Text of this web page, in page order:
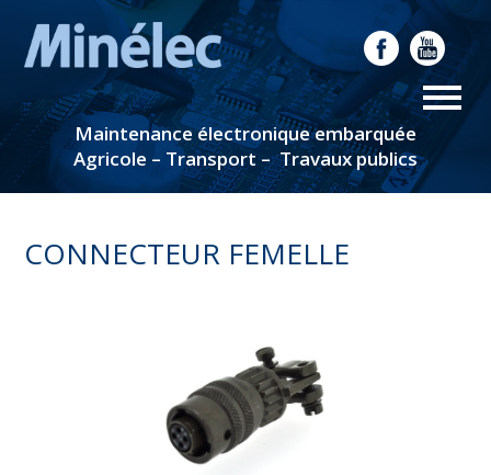
Maintenance électronique embarquée
Agricole – Transport – Travaux publics
CONNECTEUR FEMELLE